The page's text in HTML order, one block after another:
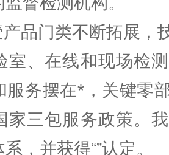
品门类不断拓展，
室、在线和现场检
服务摆在*，关键零
家三包服务政策。
，并获得“”认定。